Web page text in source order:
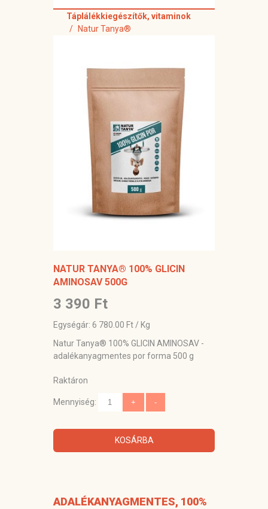
Táplálékkiegészítők, vitaminok
Natur Tanya®
NATUR TANYA® 100% GLICIN
AMINOSAV 500G
3 390 Ft
Egységár: 6 780.00 Ft / Kg
Natur Tanya® 100% GLICIN AMINOSAV -
adalékanyagmentes por forma 500 g
Raktáron
Mennyiség:
KOSÁRBA
ADALÉKANYAGMENTES, 100%